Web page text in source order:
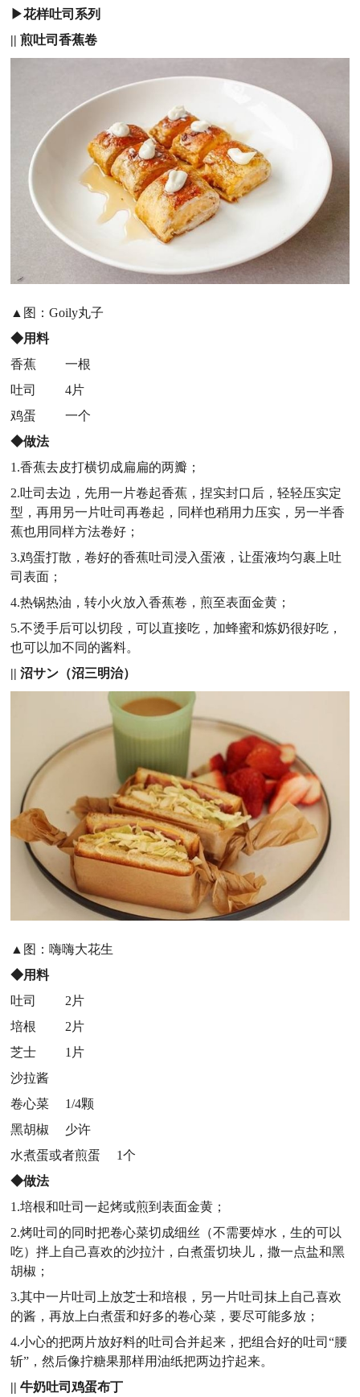
▶花样吐司系列
|| 煎吐司香蕉卷
▲图：Goily丸子
◆用料
香蕉 一根
吐司 4片
鸡蛋 一个
◆做法
1.香蕉去皮打横切成扁扁的两瓣；
2.吐司去边，先用一片卷起香蕉，捏实封口后，轻轻压实定
型，再用另一片吐司再卷起，同样也稍用力压实，另一半香
蕉也用同样方法卷好；
3.鸡蛋打散，卷好的香蕉吐司浸入蛋液，让蛋液均匀裹上吐
司表面；
4.热锅热油，转小火放入香蕉卷，煎至表面金黄；
5.不烫手后可以切段，可以直接吃，加蜂蜜和炼奶很好吃，
也可以加不同的酱料。
|| 沼サン（沼三明治）
▲图：嗨嗨大花生
◆用料
吐司 2片
培根 2片
芝士 1片
沙拉酱
卷心菜 1/4颗
黑胡椒 少许
水煮蛋或者煎蛋 1个
◆做法
1.培根和吐司一起烤或煎到表面金黄；
2.烤吐司的同时把卷心菜切成细丝（不需要焯水，生的可以
吃）拌上自己喜欢的沙拉汁，白煮蛋切块儿，撒一点盐和黑
胡椒；
3.其中一片吐司上放芝士和培根，另一片吐司抹上自己喜欢
的酱，再放上白煮蛋和好多的卷心菜，要尽可能多放；
4.小心的把两片放好料的吐司合并起来，把组合好的吐司“腰
斩”，然后像拧糖果那样用油纸把两边拧起来。
|| 牛奶吐司鸡蛋布丁